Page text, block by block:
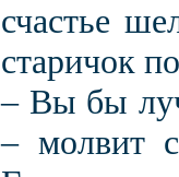
счастье
старичок
– Вы бы
– молвит